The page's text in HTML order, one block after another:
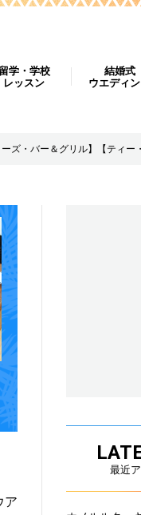
留学・学校
レッスン
結婚式
ウエディ
ズ・バー＆グリル】【ティー
ア
最近